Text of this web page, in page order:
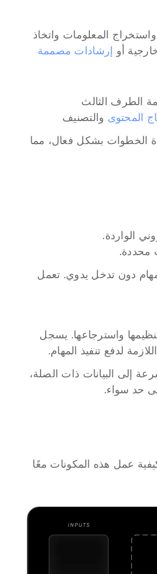
أو
الطرف الثالث
المحتوى والتصنيف
الواردة.
لدفع تنفيذ المهام.
حد سواء.